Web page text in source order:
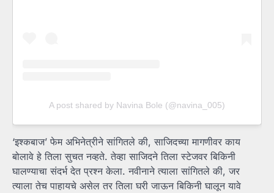
A post shared by Navina Bole (@navina_005)
‘इश्कबाज’ फेम अभिनेत्रीने सांगितले की, साजिदच्या मागणीवर काय
बोलावे हे तिला सुचत नव्हते. तेव्हा साजिदने तिला स्टेजवर बिकिनी
घालण्याचा संदर्भ देत प्रश्न केला. नवीनाने त्याला सांगितले की, जर
त्याला तेच पाहायचे असेल तर तिला घरी जाऊन बिकिनी घालून यावे